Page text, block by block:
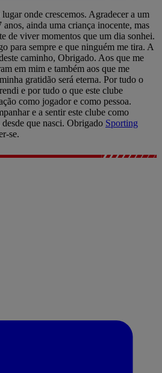
onde crescemos. Agradecer a um
anos, ainda uma criança inocente, mas
de viver momentos que um dia sonhei.
para sempre e que ninguém me tira. A
caminho, Obrigado. Aos que me
em mim e também aos que me
gratidão será eterna. Por tudo o
e por tudo o que este clube
como jogador e como pessoa.
e a sentir este clube como
que nasci. Obrigado Sporting
se.